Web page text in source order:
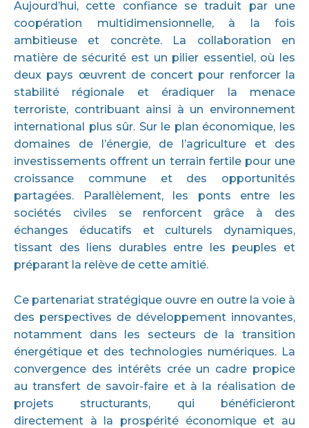
Aujourd’hui, cette confiance se traduit par une
coopération multidimensionnelle, à la fois
ambitieuse et concrète. La collaboration en
matière de sécurité est un pilier essentiel, où les
deux pays œuvrent de concert pour renforcer la
stabilité régionale et éradiquer la menace
terroriste, contribuant ainsi à un environnement
international plus sûr. Sur le plan économique, les
domaines de l’énergie, de l’agriculture et des
investissements offrent un terrain fertile pour une
croissance commune et des opportunités
partagées. Parallèlement, les ponts entre les
sociétés civiles se renforcent grâce à des
échanges éducatifs et culturels dynamiques,
tissant des liens durables entre les peuples et
préparant la relève de cette amitié.
Ce partenariat stratégique ouvre en outre la voie à
des perspectives de développement innovantes,
notamment dans les secteurs de la transition
énergétique et des technologies numériques. La
convergence des intérêts crée un cadre propice
au transfert de savoir-faire et à la réalisation de
projets structurants, qui bénéficieront
directement à la prospérité économique et au